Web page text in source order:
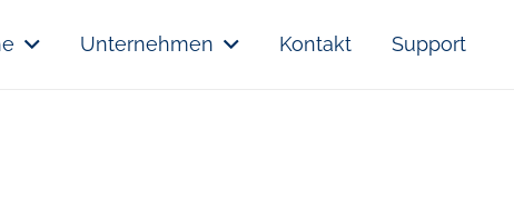
Unternehmen Kontakt Support